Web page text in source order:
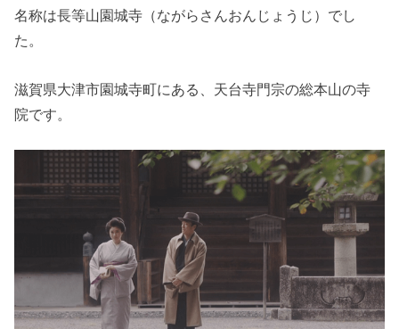
名称は長等山園城寺（ながらさんおんじょうじ）でし
た。
滋賀県大津市園城寺町にある、天台寺門宗の総本山の寺
院です。